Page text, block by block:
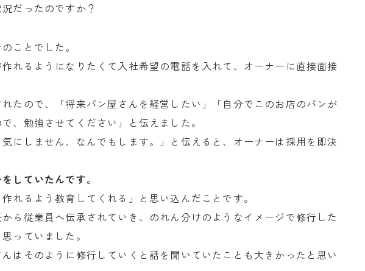
だったのですか？
ことでした。
れるようになりたくて入社希望の電話を入れて、オーナーに直接面接
たので、「将来パン屋さんを経営したい」「自分でこのお店のパンが
、勉強させてください」と伝えました。
気にしません、なんでもします。」と伝えると、オーナーは採用を即決
していたんです。
れるよう教育してくれる」と思い込んだことです。
ら従業員へ伝承されていき、のれん分けのようなイメージで修行した
っていました。
はそのように修行していくと話を聞いていたことも大きかったと思い